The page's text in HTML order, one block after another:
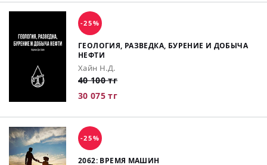
-25%
ГЕОЛОГИЯ, РАЗВЕДКА, БУРЕНИЕ И ДОБЫЧА
НЕФТИ
Хайн Н.Д.
40 100 тг
30 075 тг
-25%
2062: ВРЕМЯ МАШИН